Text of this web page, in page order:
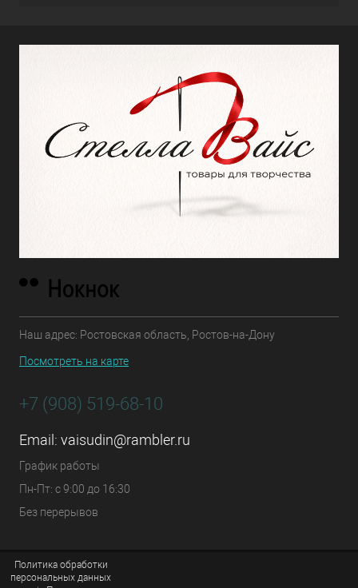
Наш адрес: Ростовская область, Ростов-на-Дону
Посмотреть на карте
+7 (908) 519-68-10
Email: vaisudin@rambler.ru
График работы
Пн-Пт: с 9:00 до 16:30
Без перерывов
Политика обработки
персональных данных